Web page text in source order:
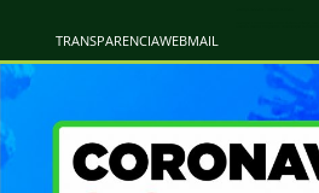
TRANSPARENCIAWEBMAIL